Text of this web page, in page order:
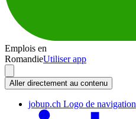
Emplois en
RomandieUtiliser app
Aller directement au contenu
jobup.ch Logo de navigation